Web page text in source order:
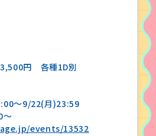
円 各種1D別
〜9/22(月)23:59
〜
events/13532